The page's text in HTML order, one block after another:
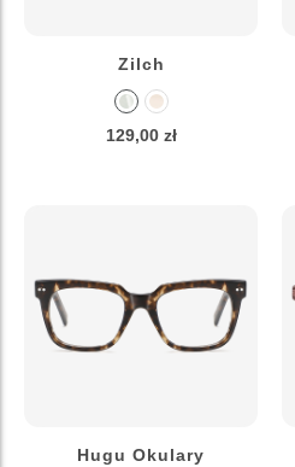
Zilch
129,00 zł
Hugu Okulary